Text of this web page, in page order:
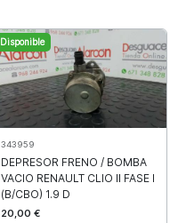
Disponible
343959
DEPRESOR FRENO / BOMBA
VACIO RENAULT CLIO II FASE I
(B/CBO) 1.9 D
20,00 €